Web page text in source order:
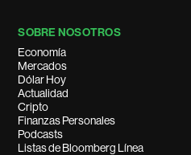
SOBRE NOSOTROS
Economía
Mercados
Dólar Hoy
Actualidad
Cripto
Finanzas Personales
Podcasts
Listas de Bloomberg Línea